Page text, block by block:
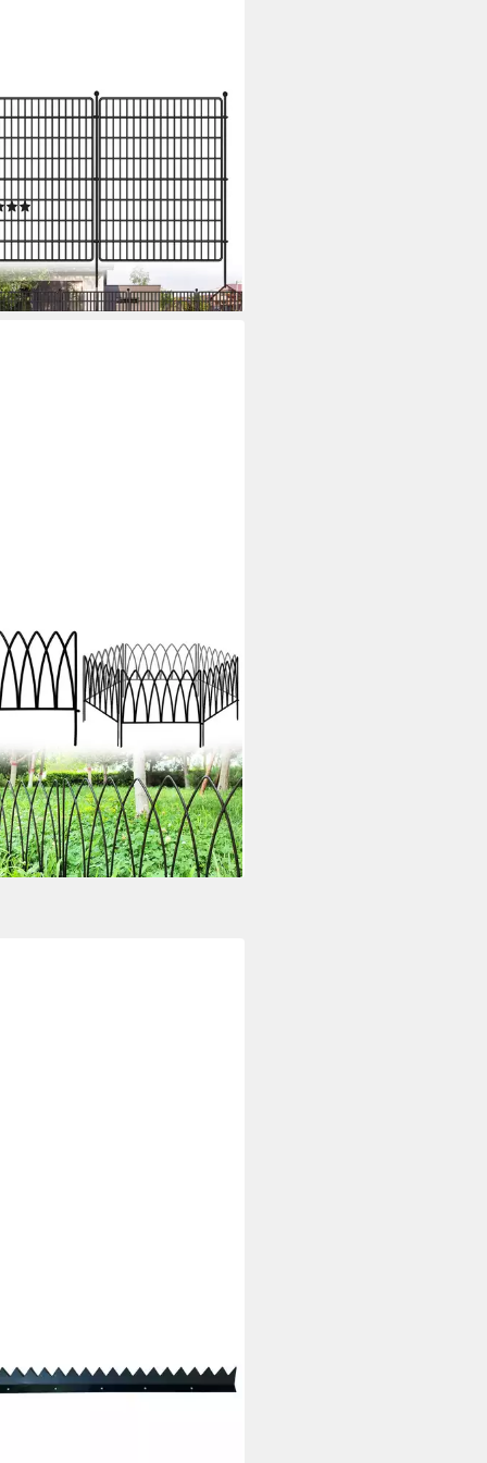
Freien Stücke ohne Tür,
Gitterzaun aus
(15-St)
(4)
€ UVP200,00 €
- in 5-6 Werktagen bei dir
40 cm x 2,8 m, schwarz,
& Hof, Metall, (5-St), Weiter
64,99 €
1 Stk)
- in 4-5 Werktagen bei dir
€